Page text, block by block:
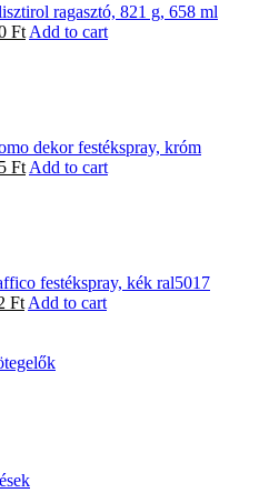
ragasztó, 821 g, 658 ml
Ft Add to cart
dekor festékspray, króm
Ft Add to cart
festékspray, kék ral5017
Ft Add to cart